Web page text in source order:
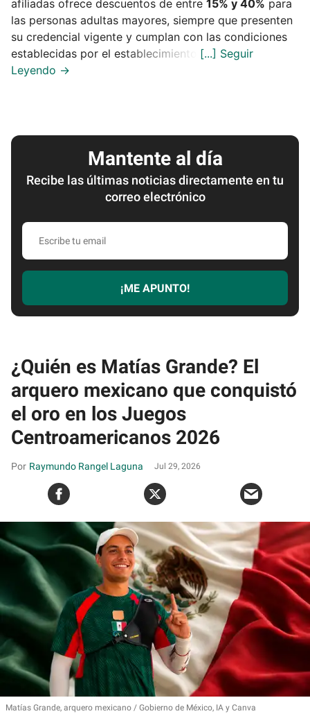
afiliadas ofrece descuentos de entre 15% y 40% para
las personas adultas mayores, siempre que presenten
su credencial vigente y cumplan con las condiciones
establecidas por el establecimiento.
Mantente al día
Recibe las últimas noticias directamente en tu
correo electrónico
Escribe
email
¡ME APUNTO!
¿Quién es Matías Grande? El
arquero mexicano que conquistó
el oro en los Juegos
Centroamericanos 2026
Raymundo Rangel Laguna Jul 29, 2026
Matías Grande, arquero mexicano Gobierno de México, IA y Canva